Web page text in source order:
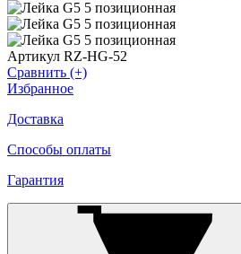
Артикул RZ-HG-52
Сравнить (+)
Избранное
Доставка
Способы оплаты
Гарантия